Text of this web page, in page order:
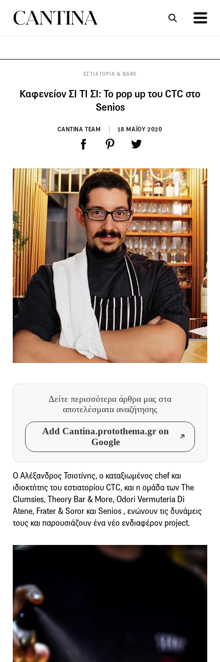
ΕΣΤΙΑΤΟΡΙΑ & BARS
Καφενείον ΣΙ ΤΙ ΣΙ: To pop up του CTC στο
Senios
CANTINA TEAM 18 ΜΑΪΟΥ 2020
Δείτε περισσότερα άρθρα μας στα
αποτελέσματα αναζήτησης
Add Cantina.protothema.gr on
Google
Ο Αλέξανδρος Τσιοτίνης, ο καταξιωμένος chef και
ιδιοκτήτης του εστιατορίου CTC, και η ομάδα των Τhe
Clumsies, Theory Bar & More, Odori Vermuteria Di
Atene, Frater & Soror και Senios , ενώνουν τις δυνάμεις
τους και παρουσιάζουν ένα νέο ενδιαφέρον project.